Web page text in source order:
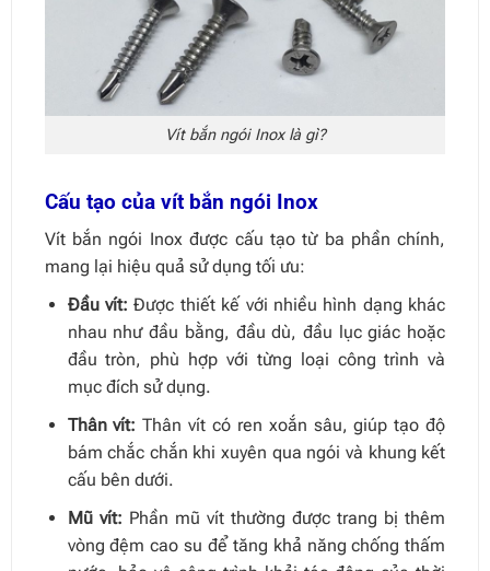
Vít bắn ngói Inox là gì?
Cấu tạo của vít bắn ngói Inox
Vít bắn ngói Inox được cấu tạo từ ba phần chính,
mang lại hiệu quả sử dụng tối ưu:
Đầu vít: Được thiết kế với nhiều hình dạng khác
nhau như đầu bằng, đầu dù, đầu lục giác hoặc
đầu tròn, phù hợp với từng loại công trình và
mục đích sử dụng.
Thân vít: Thân vít có ren xoắn sâu, giúp tạo độ
bám chắc chắn khi xuyên qua ngói và khung kết
cấu bên dưới.
Mũ vít: Phần mũ vít thường được trang bị thêm
vòng đệm cao su để tăng khả năng chống thấm